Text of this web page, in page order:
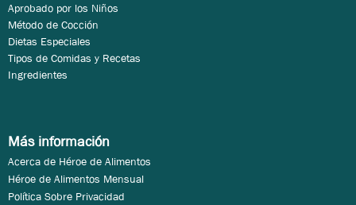
Aprobado por los Niños
Método de Cocción
Dietas Especiales
Tipos de Comidas y Recetas
Ingredientes
Más información
Acerca de Héroe de Alimentos
Héroe de Alimentos Mensual
Política Sobre Privacidad